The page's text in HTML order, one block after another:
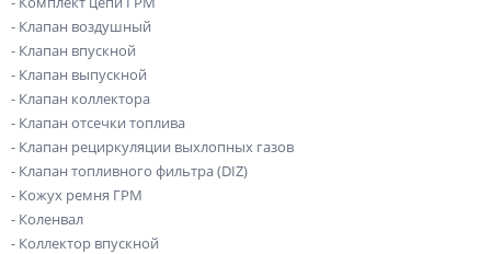
- Клапан воздушный
- Клапан впускной
- Клапан выпускной
- Клапан коллектора
- Клапан отсечки топлива
- Клапан рециркуляции выхлопных газов
- Клапан топливного фильтра (DIZ)
- Кожух ремня ГРМ
- Коленвал
- Коллектор впускной